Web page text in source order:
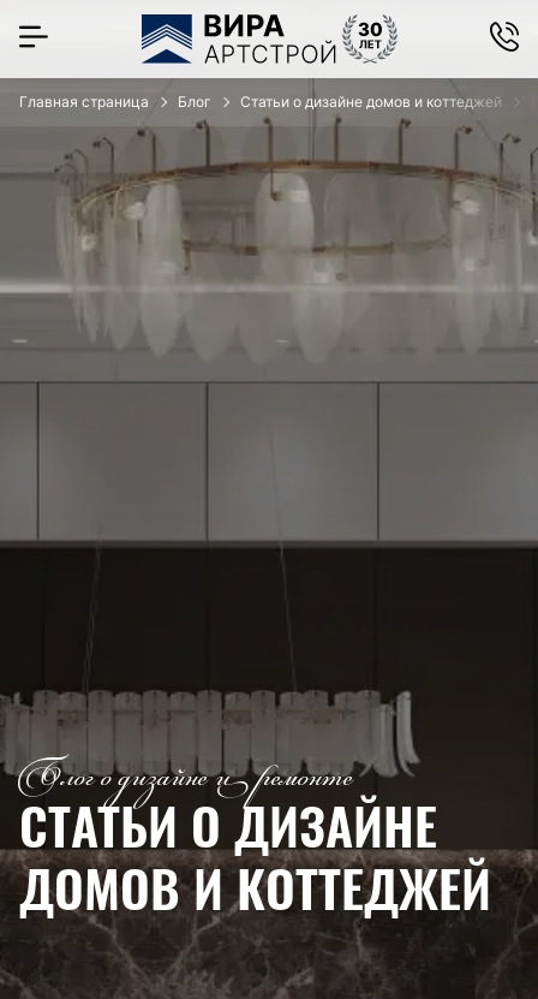
Блог о дизайне и ремонте
СТАТЬИ О ДИЗАЙНЕ
ДОМОВ И КОТТЕДЖЕЙ
Главная страница Блог Статьи о дизайне домов и коттеджей